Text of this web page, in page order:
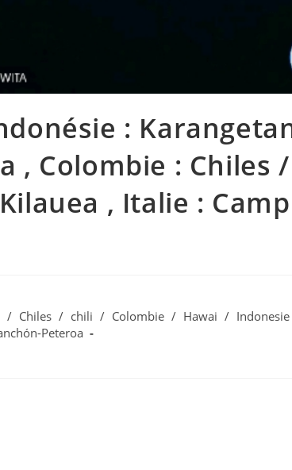
:
, Colombie : Chiles /
, Italie :
/ Chiles / chili / Colombie / Hawai / Indonesie
Peteroa